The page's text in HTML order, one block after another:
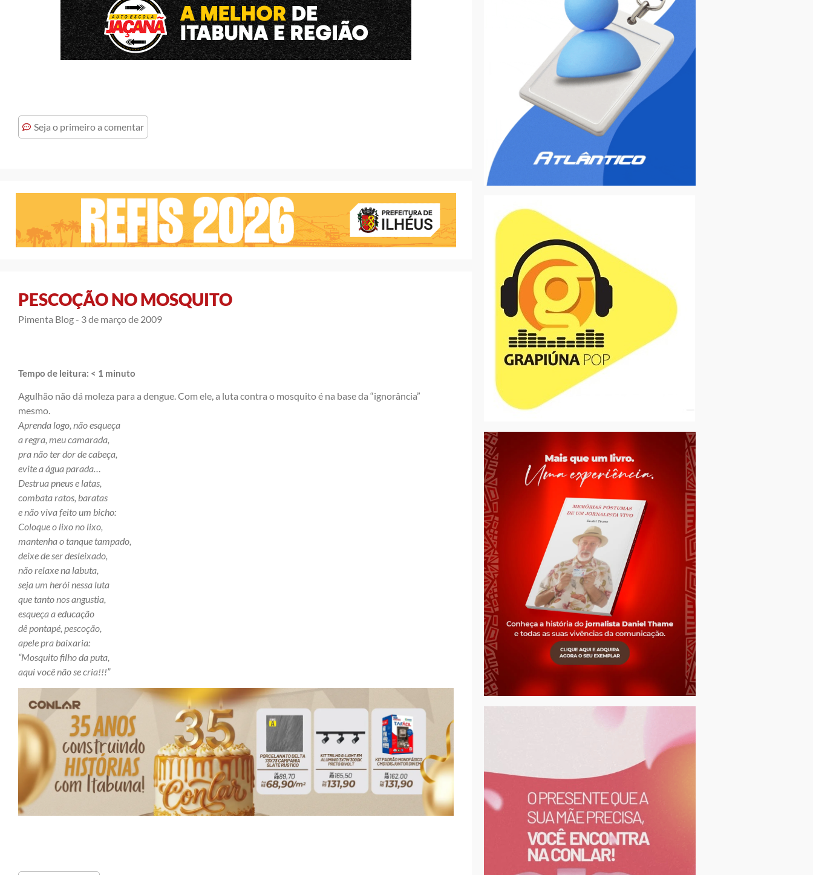
Seja o primeiro a comentar
PESCOÇÃO NO MOSQUITO
Pimenta Blog - 3 de março de 2009
Tempo de leitura: < 1 minuto
Agulhão não dá moleza para a dengue. Com ele, a luta contra o mosquito é na base da “ignorância”
mesmo.
Aprenda logo, não esqueça
a regra, meu camarada,
pra não ter dor de cabeça,
evite a água parada…
Destrua pneus e latas,
combata ratos, baratas
e não viva feito um bicho:
Coloque o lixo no lixo,
mantenha o tanque tampado,
deixe de ser desleixado,
não relaxe na labuta,
seja um herói nessa luta
que tanto nos angustia,
esqueça a educação
dê pontapé, pescoção,
apele pra baixaria:
“Mosquito filho da puta,
aqui você não se cria!!!”